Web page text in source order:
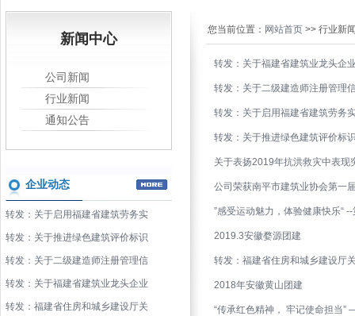
新闻中心
公司新闻
行业新闻
通知公告
企业动态
转发：关于启用福建省建筑劳务实
转发：关于推进绿色建筑评价标识
转发：关于二级建造师注册管理信
转发：关于福建省建筑业龙头企业
转发：福建省住房和城乡建设厅关
您当前位置： 网站首页>> 行业新
转发：关于福建省建筑业龙头企
转发：关于二级建造师注册管理
转发：关于启用福建省建筑劳务
转发：关于推进绿色建筑评价标
关于表扬2019年抗洪救灾中表现
公司荣获南平市建筑业协会第一
”感受运动魅力，体验健康快乐“
2019.3安徽婺源团建
转发：福建省住房和城乡建设厅
2018年安徽黄山团建
“传承红色精神， 牢记使命担当